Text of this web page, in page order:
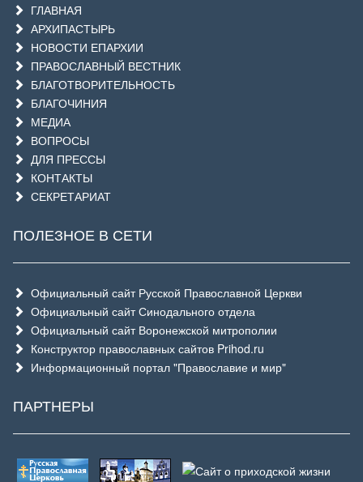
ГЛАВНАЯ
АРХИПАСТЫРЬ
НОВОСТИ ЕПАРХИИ
ПРАВОСЛАВНЫЙ ВЕСТНИК
БЛАГОТВОРИТЕЛЬНОСТЬ
БЛАГОЧИНИЯ
МЕДИА
ВОПРОСЫ
ДЛЯ ПРЕССЫ
КОНТАКТЫ
СЕКРЕТАРИАТ
ПОЛЕЗНОЕ В СЕТИ
Официальный сайт Русской Православной Церкви
Официальный сайт Синодального отдела
Официальный сайт Воронежской митрополии
Конструктор православных сайтов Prihod.ru
Информационный портал "Православие и мир"
ПАРТНЕРЫ